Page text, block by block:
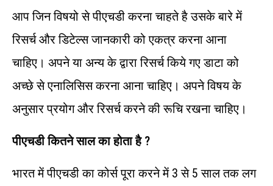
आप जिन विषयो से पीएचडी करना चाहते है उसके बारे में
रिसर्च और डिटेल्स जानकारी को एकत्र करना आना
चाहिए। अपने या अन्य के द्वारा रिसर्च किये गए डाटा को
अच्छे से एनालिसिस करना आना चाहिए। अपने विषय के
अनुसार प्रयोग और रिसर्च करने की रूचि रखना चाहिए।
पीएचडी कितने साल का होता है ?
भारत में पीएचडी का कोर्स पूरा करने में 3 से 5 साल तक लग